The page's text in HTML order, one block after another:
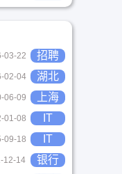
37
03-22
招聘
02-04
湖北
06-09
上海
01-08
IT
09-18
IT
12-14
银行